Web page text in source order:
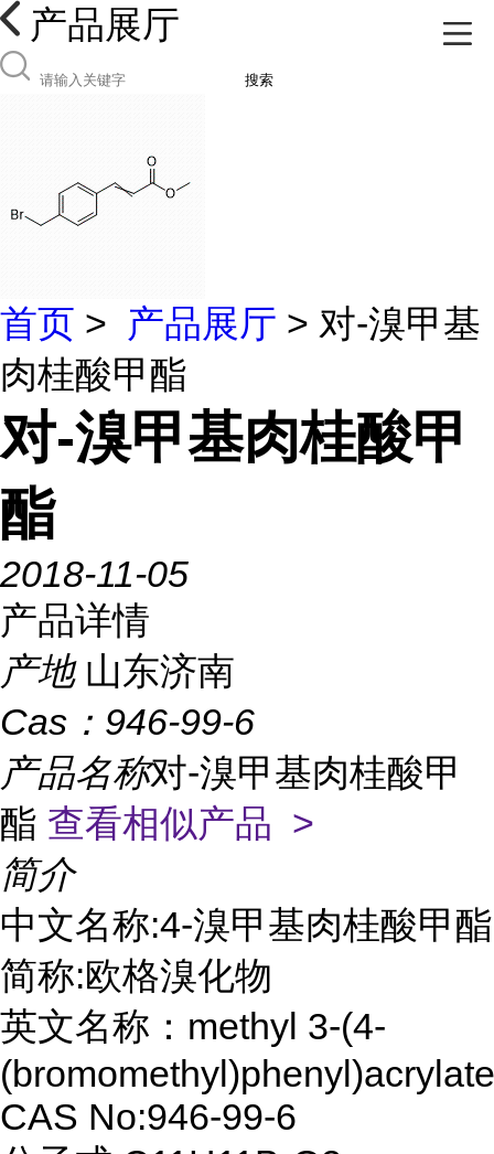
产品展厅
搜索
首页 > 产品展厅 > 对-溴甲基
肉桂酸甲酯
对-溴甲基肉桂酸甲
酯
2018-11-05
产品详情
产地 山东济南
Cas： 946-99-6
产品名称对-溴甲基肉桂酸甲
酯 查看相似产品 >
简介
中文名称:4-溴甲基肉桂酸甲酯
简称:欧格溴化物
英文名称：methyl 3-(4-
(bromomethyl)phenyl)acrylate
CAS No:946-99-6